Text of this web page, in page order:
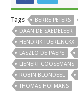
Tags BERRE PETERS
DAAN DE SAEDELEER
HENDRIK TUERLINCKX
LASZLO DE PAEPE
LIENERT COOSEMANS
ROBIN BLONDEEL
THOMAS HOFMANS